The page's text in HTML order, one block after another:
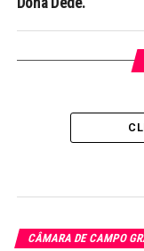
CÂMARA DE CAMPO